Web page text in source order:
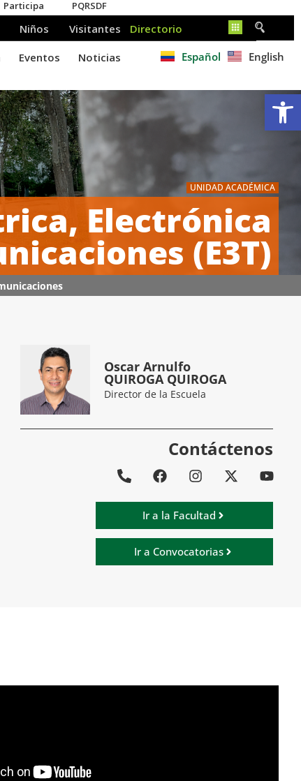
Español English
UNIDAD ACADÉMICA
Electrónica
(E3T)
Oscar Arnulfo
QUIROGA QUIROGA
Director de la Escuela
Contáctenos
Ir a la Facultad
Ir a Convocatorias